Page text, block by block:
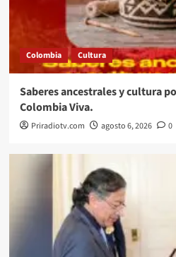
Colombia Cultura
Saberes ancestrales y cultura
Colombia Viva.
Priradiotv.com agosto 6, 2026 0